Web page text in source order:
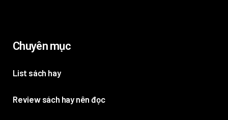
Chuyên mục
List sách hay
Review sách hay nên đọc